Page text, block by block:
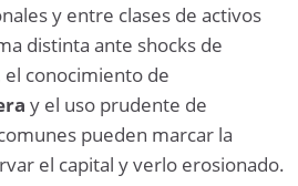
y entre clases de activos
distinta ante shocks de
el conocimiento de
y el uso prudente de
pueden marcar la
el capital y verlo erosionado.